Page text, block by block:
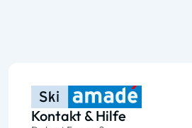
Kontakt & Hilfe